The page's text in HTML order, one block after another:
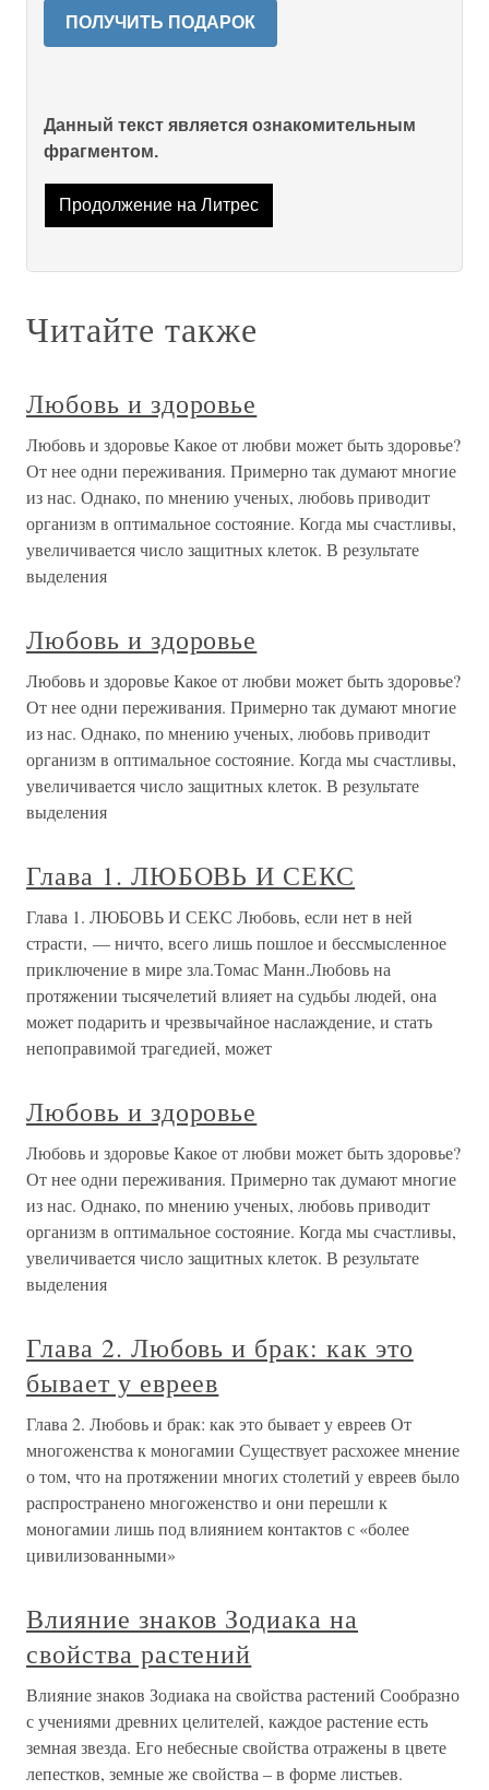
ПОЛУЧИТЬ ПОДАРОК
Данный текст является ознакомительным
фрагментом.
Продолжение на Литрес
Читайте также
Любовь и здоровье
Любовь и здоровье Какое от любви может быть здоровье?
От нее одни переживания. Примерно так думают многие
из нас. Однако, по мнению ученых, любовь приводит
организм в оптимальное состояние. Когда мы счастливы,
увеличивается число защитных клеток. В результате
выделения
Любовь и здоровье
Любовь и здоровье Какое от любви может быть здоровье?
От нее одни переживания. Примерно так думают многие
из нас. Однако, по мнению ученых, любовь приводит
организм в оптимальное состояние. Когда мы счастливы,
увеличивается число защитных клеток. В результате
выделения
Глава 1. ЛЮБОВЬ И СЕКС
Глава 1. ЛЮБОВЬ И СЕКС Любовь, если нет в ней
страсти, — ничто, всего лишь пошлое и бессмысленное
приключение в мире зла.Томас Манн.Любовь на
протяжении тысячелетий влияет на судьбы людей, она
может подарить и чрезвычайное наслаждение, и стать
непоправимой трагедией, может
Любовь и здоровье
Любовь и здоровье Какое от любви может быть здоровье?
От нее одни переживания. Примерно так думают многие
из нас. Однако, по мнению ученых, любовь приводит
организм в оптимальное состояние. Когда мы счастливы,
увеличивается число защитных клеток. В результате
выделения
Глава 2. Любовь и брак: как это
бывает у евреев
Глава 2. Любовь и брак: как это бывает у евреев От
многоженства к моногамии Существует расхожее мнение
о том, что на протяжении многих столетий у евреев было
распространено многоженство и они перешли к
моногамии лишь под влиянием контактов с «более
цивилизованными»
Влияние знаков Зодиака на
свойства растений
Влияние знаков Зодиака на свойства растений Сообразно
с учениями древних целителей, каждое растение есть
земная звезда. Его небесные свойства отражены в цвете
лепестков, земные же свойства – в форме листьев.